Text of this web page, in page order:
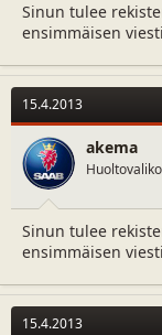
Sinun tulee
ensimmäisen
15.4.2013
akema
Sinun tulee
ensimmäisen
15.4.2013